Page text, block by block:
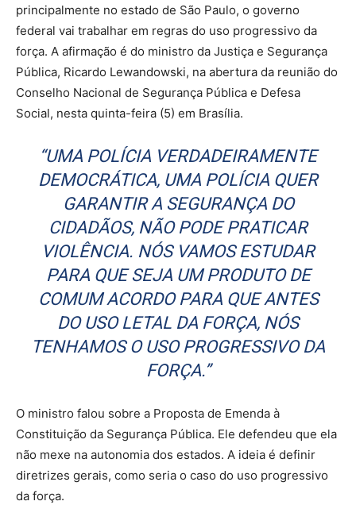
principalmente no estado de São Paulo, o governo
federal vai trabalhar em regras do uso progressivo da
força. A afirmação é do ministro da Justiça e Segurança
Pública, Ricardo Lewandowski, na abertura da reunião do
Conselho Nacional de Segurança Pública e Defesa
Social, nesta quinta-feira (5) em Brasília.
“UMA POLÍCIA VERDADEIRAMENTE
DEMOCRÁTICA, UMA POLÍCIA QUER
GARANTIR A SEGURANÇA DO
CIDADÃOS, NÃO PODE PRATICAR
VIOLÊNCIA. NÓS VAMOS ESTUDAR
PARA QUE SEJA UM PRODUTO DE
COMUM ACORDO PARA QUE ANTES
DO USO LETAL DA FORÇA, NÓS
TENHAMOS O USO PROGRESSIVO DA
FORÇA.”
O ministro falou sobre a Proposta de Emenda à
Constituição da Segurança Pública. Ele defendeu que ela
não mexe na autonomia dos estados. A ideia é definir
diretrizes gerais, como seria o caso do uso progressivo
da força.